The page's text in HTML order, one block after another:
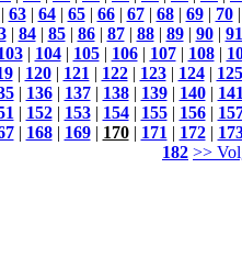
63| 64| 65| 66| 67| 68| 69| 70
| 84| 85| 86| 87| 88| 89| 90| 91
| 104| 105| 106| 107| 108|
| 120| 121| 122| 123| 124| 125
| 136| 137| 138| 139| 140|
| 152| 153| 154| 155| 156|
| 168| 169| 170| 171| 172|
182 >>